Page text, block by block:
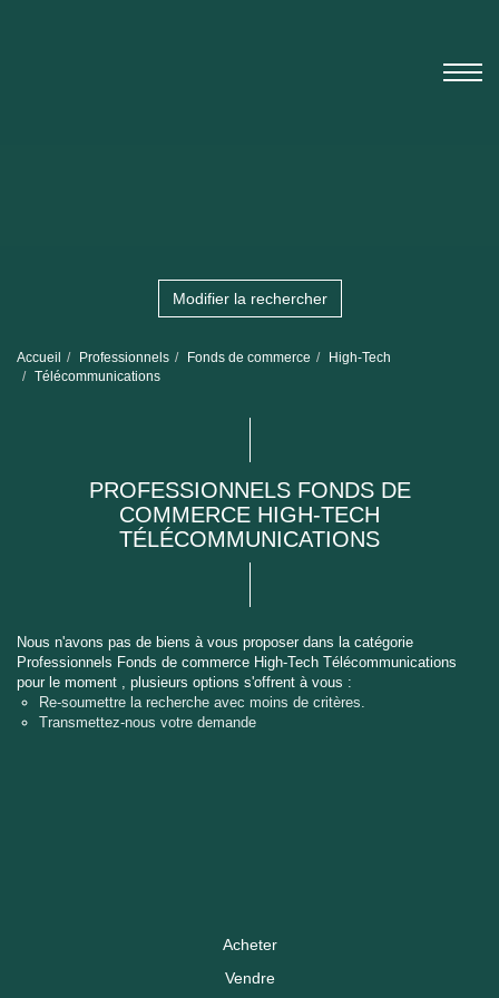
Modifier la rechercher
Accueil Professionnels Fonds de commerce
High-Tech
Télécommunications
PROFESSIONNELS FONDS DE
COMMERCE HIGH-TECH
TÉLÉCOMMUNICATIONS
Nous n'avons pas de biens à vous proposer dans la catégorie
Professionnels Fonds de commerce High-Tech Télécommunications
pour le moment , plusieurs options s'offrent à vous :
Re-soumettre la recherche avec moins de critères.
Transmettez-nous votre demande
Acheter
Vendre